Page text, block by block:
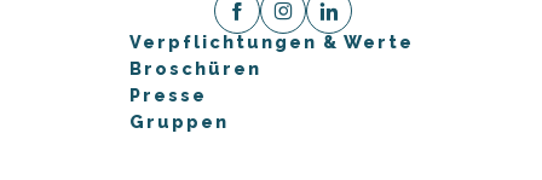
Verpflichtungen & Werte
Broschüren
Presse
Gruppen